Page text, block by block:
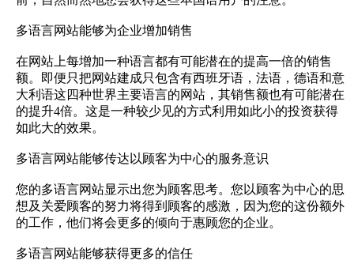
多语言网站能够为企业增加销售
在网站上每增加一种语言都有可能潜在的提高一倍的销售
额。即便只把网站建成只包含有西班牙语，法语，德语和意
大利语这四种世界主要语言的网站，其销售额也有可能潜在
的提升4倍。这是一种较少见的方式利用如此小的投资获得
如此大的效果。
多语言网站能够传达以顾客为中心的服务意识
您的多语言网站显示出您为顾客思考。您以顾客为中心的思
想及关爱顾客的努力将得到顾客的感激，因为您的这份额外
的工作，他们将会更多的倾向于惠顾您的企业。
多语言网站能够获得更多的信任